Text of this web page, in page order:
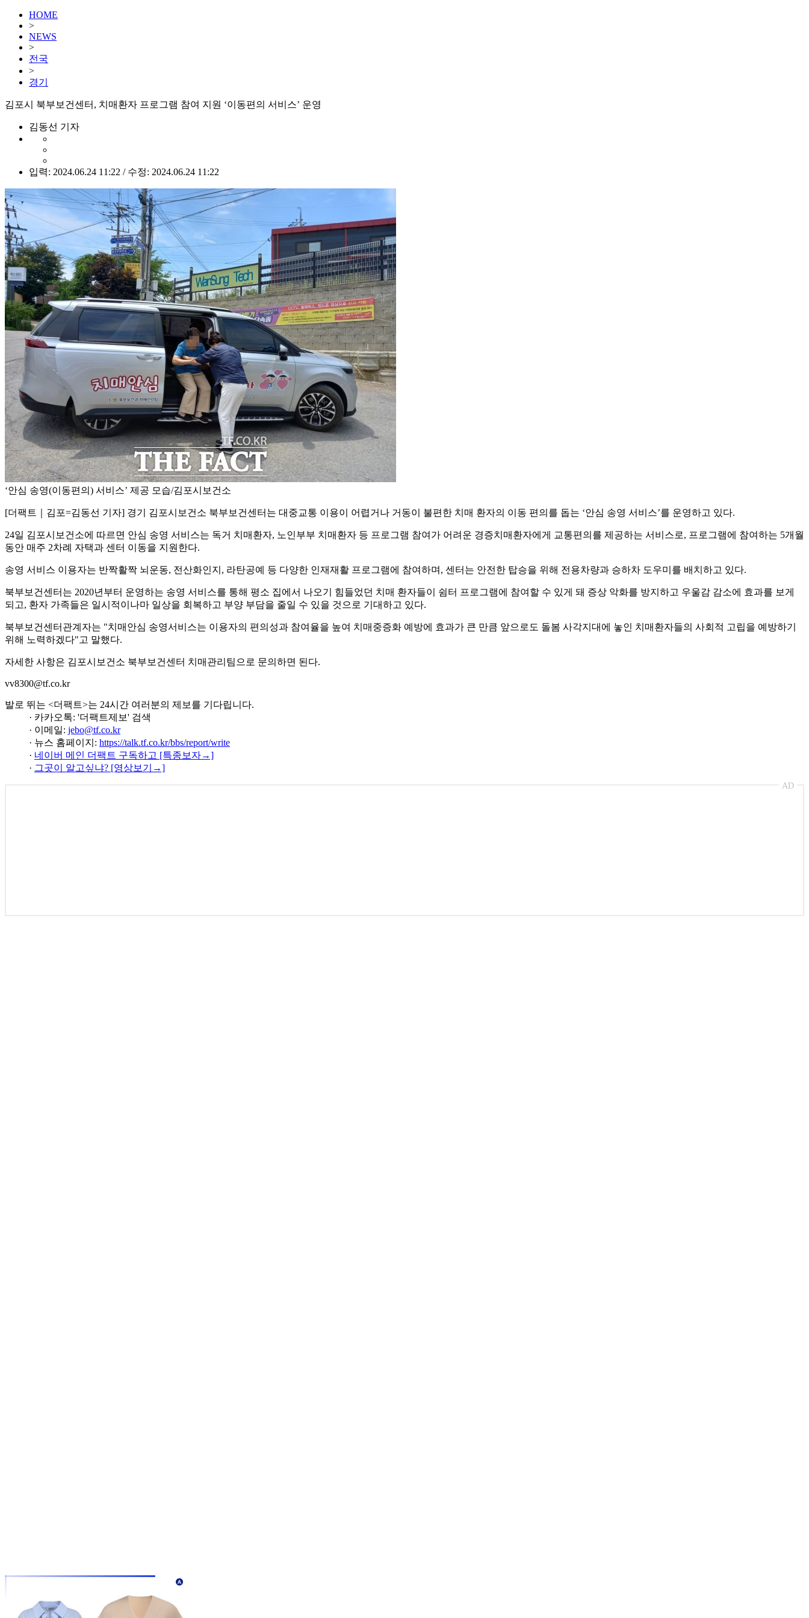
HOME
>
NEWS
>
전국
>
경기
김포시 북부보건센터, 치매환자 프로그램 참여 지원 ‘이동편의 서비스’ 운영
김동선 기자
입력: 2024.06.24 11:22 / 수정: 2024.06.24 11:22
‘안심 송영(이동편의) 서비스’ 제공 모습/김포시보건소
[더팩트｜김포=김동선 기자] 경기 김포시보건소 북부보건센터는 대중교통 이용이 어렵거나 거동이 불편한 치매 환자의 이동 편의를 돕는 ‘안심 송영 서비스’를 운영하고 있다.
24일 김포시보건소에 따르면 안심 송영 서비스는 독거 치매환자, 노인부부 치매환자 등 프로그램 참여가 어려운 경증치매환자에게 교통편의를 제공하는 서비스로, 프로그램에 참여하는 5개월
동안 매주 2차례 자택과 센터 이동을 지원한다.
송영 서비스 이용자는 반짝활짝 뇌운동, 전산화인지, 라탄공예 등 다양한 인재재활 프로그램에 참여하며, 센터는 안전한 탑승을 위해 전용차량과 승하차 도우미를 배치하고 있다.
북부보건센터는 2020년부터 운영하는 송영 서비스를 통해 평소 집에서 나오기 힘들었던 치매 환자들이 쉼터 프로그램에 참여할 수 있게 돼 증상 악화를 방지하고 우울감 감소에 효과를 보게
되고, 환자 가족들은 일시적이나마 일상을 회복하고 부양 부담을 줄일 수 있을 것으로 기대하고 있다.
북부보건센터관계자는 "치매안심 송영서비스는 이용자의 편의성과 참여율을 높여 치매중증화 예방에 효과가 큰 만큼 앞으로도 돌봄 사각지대에 놓인 치매환자들의 사회적 고립을 예방하기
위해 노력하겠다"고 말했다.
자세한 사항은 김포시보건소 북부보건센터 치매관리팀으로 문의하면 된다.
vv8300@tf.co.kr
발로 뛰는 <더팩트>는 24시간 여러분의 제보를 기다립니다.
· 카카오톡: '더팩트제보' 검색
· 이메일: jebo@tf.co.kr
· 뉴스 홈페이지: https://talk.tf.co.kr/bbs/report/write
· 네이버 메인 더팩트 구독하고 [특종보자→]
· 그곳이 알고싶냐? [영상보기→]
AD